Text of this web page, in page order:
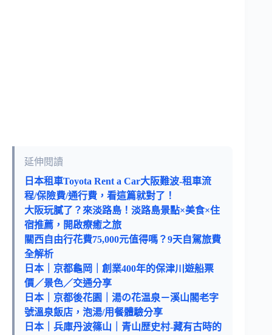
延伸閱讀
日本租車Toyota Rent a Car大阪難波-租車流
程/保險費/通行費，看這篇就對了！
大阪玩膩了？來淡路島！淡路島景點×美食×住
宿推薦，開啟療癒之旅
關西自由行花費75,000元值得嗎？9天自駕旅費
全解析
日本｜京都龜岡｜創業400年的保津川遊船票
價／景色／交通分享
日本｜京都後花園｜湯の花温泉－溪山閣老字
號溫泉飯店，泡湯/用餐體驗分享
日本｜兵庫丹波篠山｜青山歴史村-藏有古時的